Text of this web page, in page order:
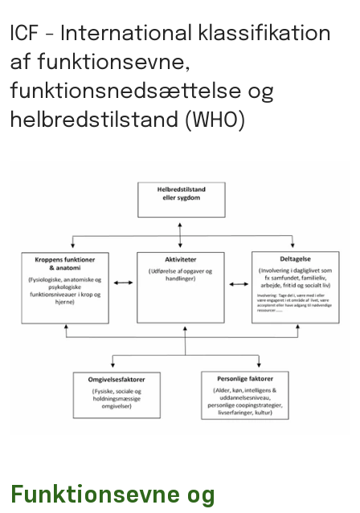
ICF - International klassifikation
af funktionsevne,
funktionsnedsættelse og
helbredstilstand (WHO)
Funktionsevne og